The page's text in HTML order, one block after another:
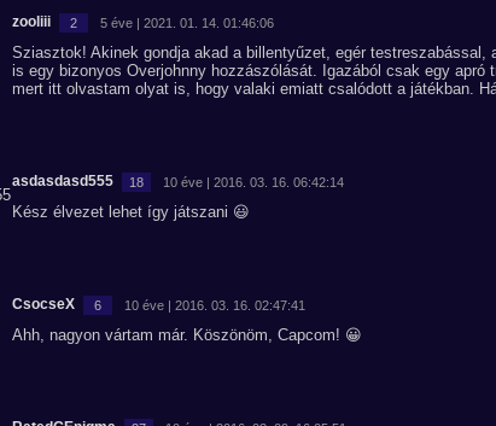
zooliii 2 5 éve | 2021. 01. 14. 01:46:06
Sziasztok! Akinek gondja akad a billentyűzet, egér testreszabással,
is egy bizonyos Overjohnny hozzászólását. Igazából csak egy
mert itt olvastam olyat is, hogy valaki emiatt csalódott a játékban.
asdasdasd555 18 10 éve | 2016. 03. 16. 06:42:14
Kész élvezet lehet így játszani 😃
CsocseX 6 10 éve | 2016. 03. 16. 02:47:41
Ahh, nagyon vártam már. Köszönöm, Capcom! 😀